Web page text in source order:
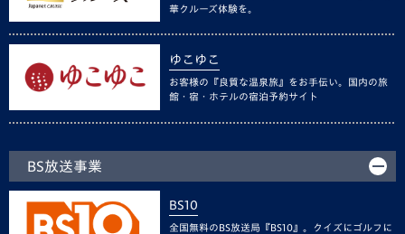
華クルーズ体験を。
ゆこゆこ
お客様の『良質な温泉旅』をお手伝い。国内の旅
館・宿・ホテルの宿泊予約サイト
BS放送事業
BS10
全国無料のBS放送局『BS10』。クイズにゴルフに